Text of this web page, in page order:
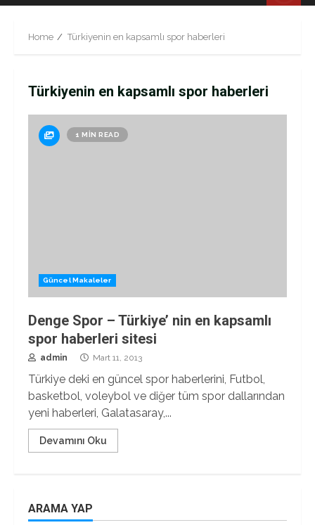
Home Türkiyenin en kapsamlı spor haberleri
Türkiyenin en kapsamlı spor haberleri
1 MIN READ
Güncel Makaleler
Denge Spor – Türkiye’ nin en kapsamlı
spor haberleri sitesi
admin Mart 11, 2013
Türkiye deki en güncel spor haberlerini, Futbol,
basketbol, voleybol ve diğer tüm spor dallarından
yeni haberleri, Galatasaray,...
Devamını Oku
ARAMA YAP